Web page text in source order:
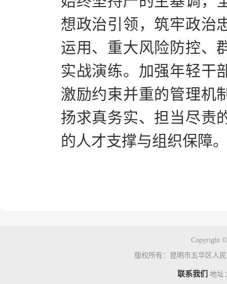
想政治引领，筑牢政治
运用、重大风险防控、
实战演练。加强年轻干
激励约束并重的管理机
扬求真务实、担当尽责
的人才支撑与组织保障
Copyright
版权所有：昆明市五华区人
联系我们 地址